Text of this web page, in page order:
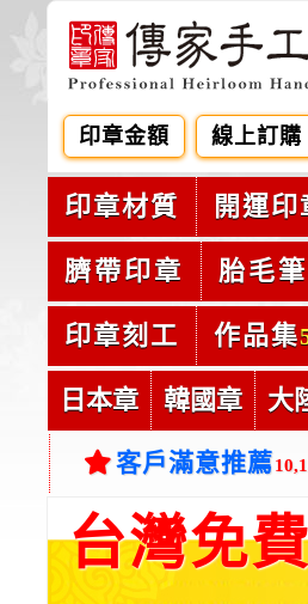
印章金額 線上訂購
印章材質 開運印
臍帶印章 胎毛筆
印章刻工 作品集
日本章 韓國章 大
客戶滿意推薦
台灣免